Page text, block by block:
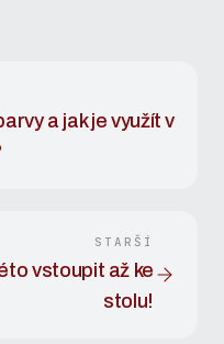
a jak je využít v
STARŠÍ
vstoupit až ke
stolu!